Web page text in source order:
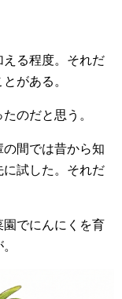
る程度。それだ
がある。
のだと思う。
間では昔から知
に試した。それだ
園でにんにくを育